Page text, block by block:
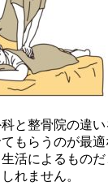
と整骨院の違
もらうのが最
活によるもの
れません。